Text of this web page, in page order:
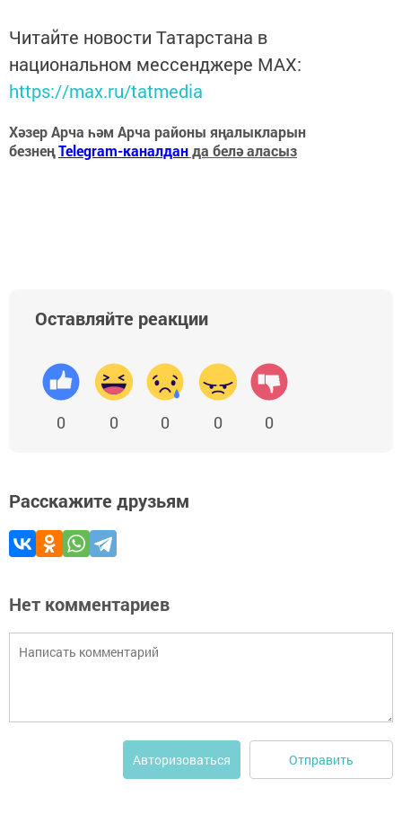
Читайте новости Татарстана в
национальном мессенджере MАХ:
https://max.ru/tatmedia
Хәзер Арча һәм Арча районы яңалыкларын
безнеңTelegram-каналданда белә аласыз
Оставляйте реакции
0 0 0 0 0
Расскажите друзьям
Нет комментариев
Авторизоваться Отправить